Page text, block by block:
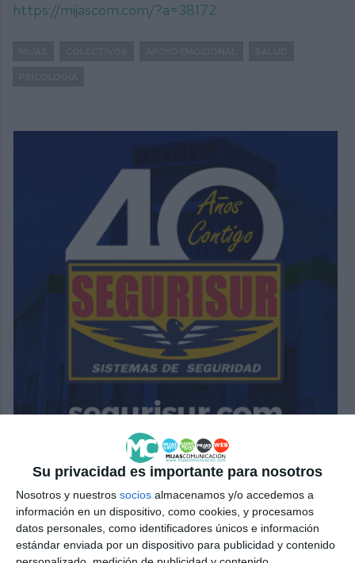
Su privacidad es importante para nosotros
Nosotros y nuestros socios almacenamos y/o accedemos a
información en un dispositivo, como cookies, y procesamos
datos personales, como identificadores únicos e información
estándar enviada por un dispositivo para publicidad y contenido
https://mijascom.com/?a=38172